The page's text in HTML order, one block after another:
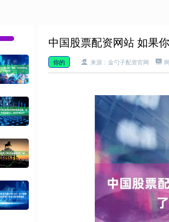
中国股票配资网站 如果
你的 来源：金勺子配资官网